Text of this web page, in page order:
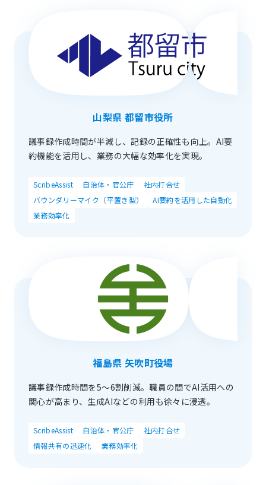
山梨県 都留市役所
議事録作成時間が半減し、記録の正確性も向上。AI要
約機能を活用し、業務の大幅な効率化を実現。
ScribeAssist 自治体・官公庁
社内打合せ
バウンダリーマイク（平置き型）
AI要約を活用した自動化
業務効率化
福島県 矢吹町役場
議事録作成時間を5～6割削減。職員の間でAI活用への
関心が高まり、生成AIなどの利用も徐々に浸透。
ScribeAssist 自治体・官公庁
社内打合せ
情報共有の迅速化
業務効率化